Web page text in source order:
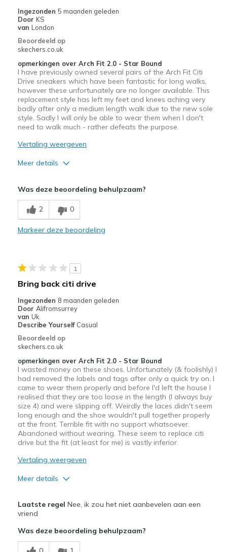
Ingezonden 5 maanden geleden
Door KS
van London
Beoordeeld op
skechers.co.uk
opmerkingen over Arch Fit 2.0 - Star Bound
I have previously owned several pairs of the Arch Fit Citi
Drive sneakers which have been fantastic for long walks,
however these unfortunately are no longer available. This
replacement style has left my feet and knees aching very
badly after only a medium length walk due to the new sole
style. Sadly I will only be able to wear them when I don't
need to walk much - rather defeats the purpose.
Vertaling weergeven
Meer details
Width
Sizing
Feels true to size
Was deze beoordeling behulpzaam?
2 0
Markeer deze beoordeling
1
Bring back citi drive
Ingezonden 8 maanden geleden
Door Alifromsurrey
van Uk
Describe Yourself Casual
Beoordeeld op
skechers.co.uk
opmerkingen over Arch Fit 2.0 - Star Bound
I wasted money on these shoes. Unfortunately (& foolishly) I
had removed the labels and tags after only a quick try on. I
came to wear them properly and before I'd left the house I
realised that they are too loose in the length (I always buy
size 4) and were slipping off. Weirdly the laces didn't seem
long enough and the shoe wouldn't pull together properly
at the front. Terrible fit with no support whatsoever.
Abandoned without wearing. These seem to replace citi
drive but the fit (at least for me) is vastly inferior.
Vertaling weergeven
Meer details
View On Shoes
Shoes are for Wearing
Laatste regel Nee, ik zou het niet aanbevelen aan een
vriend
Was deze beoordeling behulpzaam?